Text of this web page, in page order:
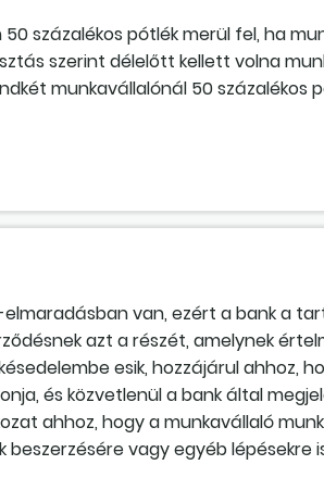
százalékos pótlék merül fel, ha
szerint délelőtt kellett volna
munkavállalónál 50 százalékos
van, ezért a bank a
azt a részét, amelynek
esik, hozzájárul ahhoz,
és közvetlenül a bank által
ahhoz, hogy a munkavállaló
vagy egyéb lépésekre